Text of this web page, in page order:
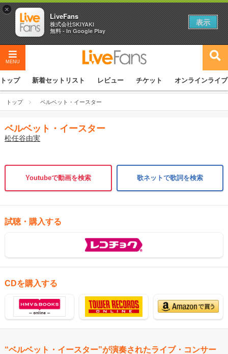
MENU
トップ 新着セットリスト レビュー チケット オンラインライブ
トップ ベルベット・イースター
ベルベット・イースター
松任谷由実
Youtubeで動画を検索 歌ネットで歌詞を検索
試聴・購入する
CDを購入する
“ベルベット・イースター”が演奏されたライブ・コンサー
×
LiveFans
株式会社SKIYAKI
無料 - In Google Play
表示